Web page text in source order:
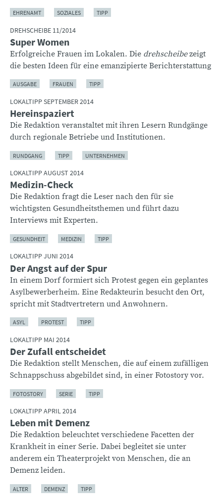
EHRENAMT SOZIALES TIPP
DREHSCHEIBE 11/2014
Super Women
Erfolgreiche Frauen im Lokalen. Die drehscheibezeigt
die besten Ideen für eine emanzipierte Berichterstattung
AUSGABE FRAUEN TIPP
LOKALTIPP SEPTEMBER 2014
Hereinspaziert
Die Redaktion veranstaltet mit ihren Lesern Rundgänge
durch regionale Betriebe und Institutionen.
RUNDGANG TIPP UNTERNEHMEN
LOKALTIPP AUGUST 2014
Medizin-Check
Die Redaktion fragt die Leser nach den für sie
wichtigsten Gesundheitsthemen und führt dazu
Interviews mit Experten.
GESUNDHEIT MEDIZIN TIPP
LOKALTIPP JUNI 2014
Der Angst auf der Spur
In einem Dorf formiert sich Protest gegen ein geplantes
Asylbewerberheim. Eine Redakteurin besucht den Ort,
spricht mit Stadtvertretern und Anwohnern.
ASYL PROTEST TIPP
LOKALTIPP MAI 2014
Der Zufall entscheidet
Die Redaktion stellt Menschen, die auf einem zufälligen
Schnappschuss abgebildet sind, in einer Fotostory vor.
FOTOSTORY SERIE TIPP
LOKALTIPP APRIL 2014
Leben mit Demenz
Die Redaktion beleuchtet verschiedene Facetten der
Krankheit in einer Serie. Dabei begleitet sie unter
anderem ein Theaterprojekt von Menschen, die an
Demenz leiden.
ALTER DEMENZ TIPP